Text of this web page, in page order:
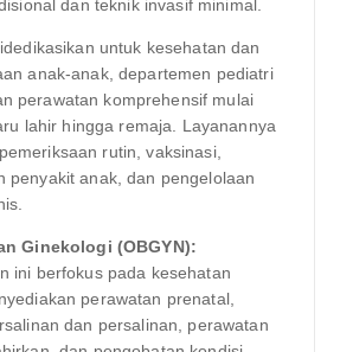
dan teknik invasif minimal.
untuk kesehatan dan
anak-anak, departemen pediatri
perawatan komprehensif mulai
lahir hingga remaja. Layanannya
rutin, vaksinasi,
penyakit anak, dan pengelolaan
Ginekologi (OBGYN):
ini berfokus pada kesehatan
perawatan prenatal,
dan persalinan, perawatan